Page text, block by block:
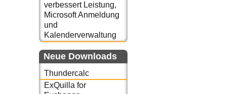
verbessert Leistung,
Microsoft Anmeldung
und
Kalenderverwaltung
Neue Downloads
Thundercalc
ExQuilla for